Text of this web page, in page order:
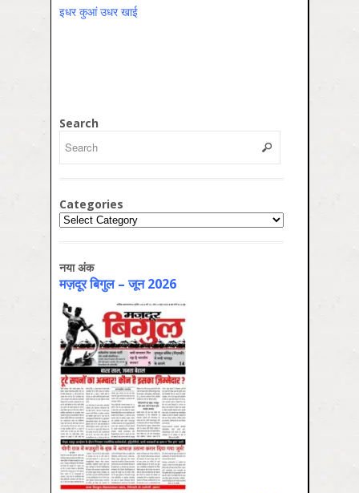
इधर कुआं उधर खाई
Search
Categories
Categories
नया अंक
मज़दूर बिगुल – जून 2026